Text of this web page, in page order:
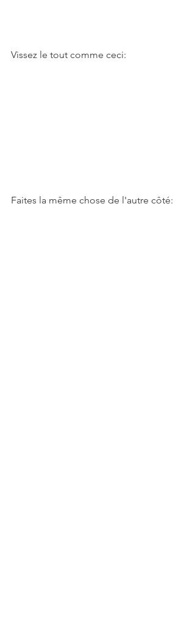
Vissez le tout comme ceci:
Faites la même chose de l'autre côté: